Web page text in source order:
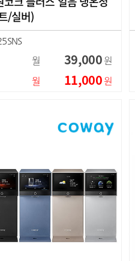
/실버)
월 39,000원
월 11,000원